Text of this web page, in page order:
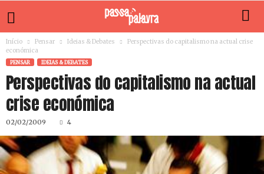
Início Pensar Ideias & Debates
Perspectivas do capitalismo na actual crise
económica
PENSAR IDEIAS & DEBATES
Perspectivas do capitalismo na actual
crise económica
02/02/2009 4